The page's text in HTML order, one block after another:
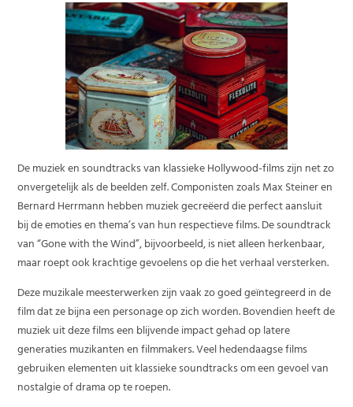
De muziek en soundtracks van klassieke Hollywood-films zijn net zo
onvergetelijk als de beelden zelf. Componisten zoals Max Steiner en
Bernard Herrmann hebben muziek gecreëerd die perfect aansluit
bij de emoties en thema’s van hun respectieve films. De soundtrack
van “Gone with the Wind”, bijvoorbeeld, is niet alleen herkenbaar,
maar roept ook krachtige gevoelens op die het verhaal versterken.
Deze muzikale meesterwerken zijn vaak zo goed geïntegreerd in de
film dat ze bijna een personage op zich worden. Bovendien heeft de
muziek uit deze films een blijvende impact gehad op latere
generaties muzikanten en filmmakers. Veel hedendaagse films
gebruiken elementen uit klassieke soundtracks om een gevoel van
nostalgie of drama op te roepen.